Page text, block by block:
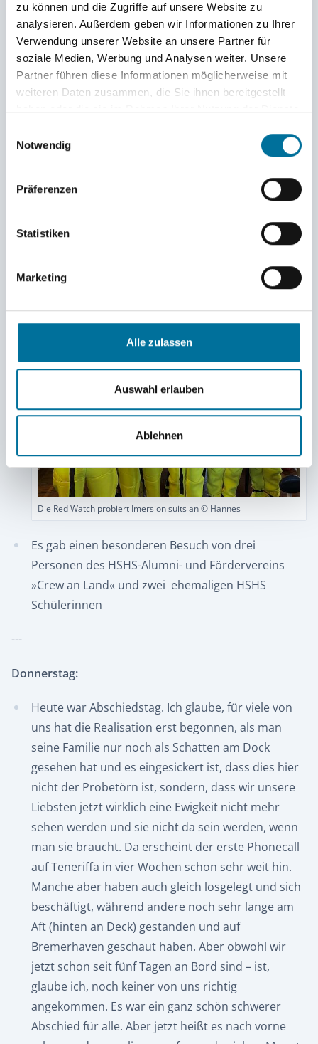
zu können und die Zugriffe auf unsere Website zu
analysieren. Außerdem geben wir Informationen zu Ihrer
Verwendung unserer Website an unsere Partner für
soziale Medien, Werbung und Analysen weiter. Unsere
Partner führen diese Informationen möglicherweise mit
weiteren Daten zusammen, die Sie ihnen bereitgestellt
haben oder die sie im Rahmen Ihrer Nutzung der Dienste
Notwendig
Präferenzen
Statistiken
Marketing
Alle zulassen
Auswahl erlauben
Ablehnen
getestet (Abandon Ship,Fire, Man over Board)
Die Red Watch probiert Imersion suits an © Hannes
Es gab einen besonderen Besuch von drei
Personen des HSHS-Alumni- und Fördervereins
»Crew an Land« und zwei ehemaligen HSHS
Schülerinnen
---
Donnerstag:
Heute war Abschiedstag. Ich glaube, für viele von
uns hat die Realisation erst begonnen, als man
seine Familie nur noch als Schatten am Dock
gesehen hat und es eingesickert ist, dass dies hier
nicht der Probetörn ist, sondern, dass wir unsere
Liebsten jetzt wirklich eine Ewigkeit nicht mehr
sehen werden und sie nicht da sein werden, wenn
man sie braucht. Da erscheint der erste Phonecall
auf Teneriffa in vier Wochen schon sehr weit hin.
Manche aber haben auch gleich losgelegt und sich
beschäftigt, während andere noch sehr lange am
Aft (hinten an Deck) gestanden und auf
Bremerhaven geschaut haben. Aber obwohl wir
jetzt schon seit fünf Tagen an Bord sind – ist,
glaube ich, noch keiner von uns richtig
angekommen. Es war ein ganz schön schwerer
Abschied für alle. Aber jetzt heißt es nach vorne